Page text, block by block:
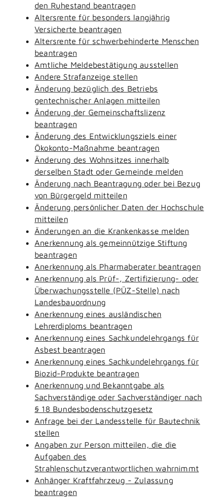
den Ruhestand beantragen
Altersrente für besonders langjährig
Versicherte beantragen
Altersrente für schwerbehinderte Menschen
beantragen
Amtliche Meldebestätigung ausstellen
Andere Strafanzeige stellen
Änderung bezüglich des Betriebs
gentechnischer Anlagen mitteilen
Änderung der Gemeinschaftslizenz
beantragen
Änderung des Entwicklungsziels einer
Ökokonto-Maßnahme beantragen
Änderung des Wohnsitzes innerhalb
derselben Stadt oder Gemeinde melden
Änderung nach Beantragung oder bei Bezug
von Bürgergeld mitteilen
Änderung persönlicher Daten der Hochschule
mitteilen
Änderungen an die Krankenkasse melden
Anerkennung als gemeinnützige Stiftung
beantragen
Anerkennung als Pharmaberater beantragen
Anerkennung als Prüf-, Zertifizierung- oder
Überwachungsstelle (PÜZ-Stelle) nach
Landesbauordnung
Anerkennung eines ausländischen
Lehrerdiploms beantragen
Anerkennung eines Sachkundelehrgangs für
Asbest beantragen
Anerkennung eines Sachkundelehrgangs für
Biozid-Produkte beantragen
Anerkennung und Bekanntgabe als
Sachverständige oder Sachverständiger nach
§ 18 Bundesbodenschutzgesetz
Anfrage bei der Landesstelle für Bautechnik
stellen
Angaben zur Person mitteilen, die die
Aufgaben des
Strahlenschutzverantwortlichen wahrnimmt
Anhänger Kraftfahrzeug - Zulassung
beantragen